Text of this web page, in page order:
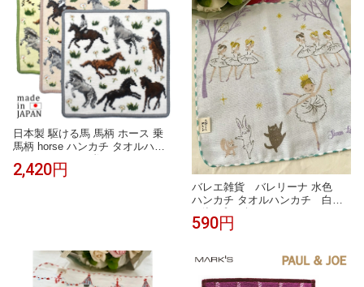
日本製 駆ける馬 馬柄 ホース 乗
馬柄 horse ハンカチ タオルハン
カチ シェニール織 アーンジョー
ギフト プレゼント
2,420円
バレエ雑貨 バレリーナ 水色
ハンカチ タオルハンカチ 白鳥
発表会プレゼント
590円